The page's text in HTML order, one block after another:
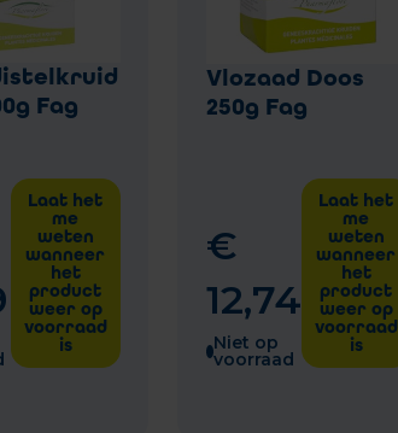
Fag
Laat het
me
weten
wanneer
het
product
weer op
voorraad
is
Vlozaad Doos
250g Fag
€
12,74
Niet op
voorraad
Laat het
me
weten
wanneer
het
product
weer op
voorraad
is